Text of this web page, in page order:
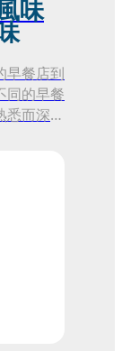
味
早餐店到
同的早餐
而深刻